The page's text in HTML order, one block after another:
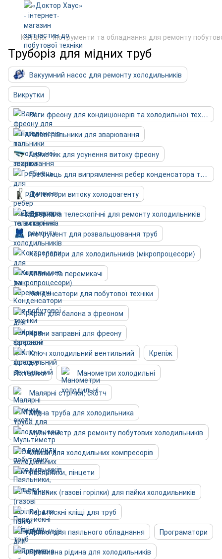
Каталог Інструменти та обладнання для ремонту
Труборіз для мідних труб
Вакуумний насос для ремонту холодильників
Викрутки
Ваги фреону для кондиціонерів та холодильної техніки
Газові пальники для зварювання
Герметик для усунення витоку фреону
Гребінець для випрямлення ребер конденсатора та випарника
Детектори витоку холодоагенту
Дзеркала телескопічні для ремонту холодильників
Інструмент для розвальцювання труб
Контролери для холодильників (мікропроцесори)
Кнопки та перемикачі
Конденсатори для побутової техніки
Кран для балона з фреоном
Крани заправні для фреону
Ключ холодильний вентильний
Крепіж
Ліхтарики
Манометри холодильні
Малярні стрічки, скотч
Мідна труба для холодильника
Мультиметр для ремонту побутових холодильників
Оливи для холодильних компресорів
Паяльники, пінцети
Пальник (газові горілки) для пайки холодильників
Перетискні кліщі для труб
Припої для паяльного обладнання
Програматори
Промивна рідина для холодильників